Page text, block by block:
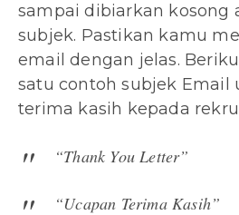
sampai dibiarkan kosong
subjek. Pastikan kamu
email dengan jelas.
satu contoh subjek Email
terima kasih kepada
“Thank You Letter”
“Ucapan Terima Kasih”